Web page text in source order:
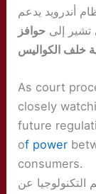
أندرويد يدعم
تشير إلى حوافز
خلف الكواليس
As court
closely
future
of power
consumers.
التكنولوجيا عن